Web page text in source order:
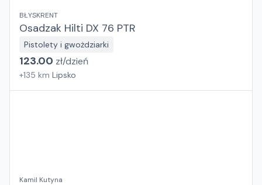
BŁYSKRENT
Osadzak Hilti DX 76 PTR
Pistolety i gwożdziarki
123.00 zł/dzień
+135 km Lipsko
Kamil Kutyna